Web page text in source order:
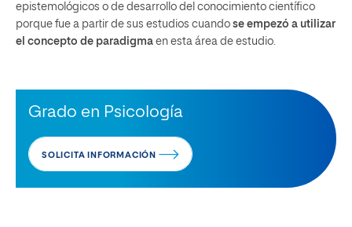
epistemológicos o de desarrollo del conocimiento científico
porque fue a partir de sus estudios cuando se empezó a utilizar
el concepto de paradigma en esta área de estudio.
Grado en Psicología
SOLICITA INFORMACIÓN